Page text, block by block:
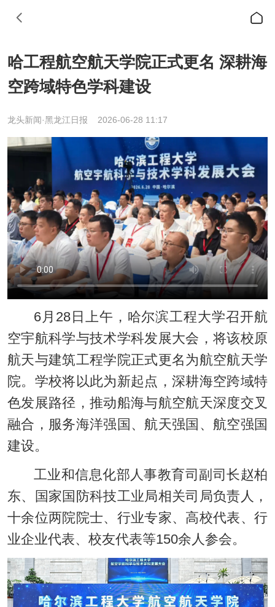
哈工程航空航天学院正式更名 深耕海
空跨域特色学科建设
龙头新闻·黑龙江日报 2026-06-28 11:17
6月28日上午，哈尔滨工程大学召开航
空宇航科学与技术学科发展大会，将该校原
航天与建筑工程学院正式更名为航空航天学
院。学校将以此为新起点，深耕海空跨域特
色发展路径，推动船海与航空航天深度交叉
融合，服务海洋强国、航天强国、航空强国
建设。
工业和信息化部人事教育司副司长赵柏
东、国家国防科技工业局相关司局负责人，
十余位两院院士、行业专家、高校代表、行
业企业代表、校友代表等150余人参会。